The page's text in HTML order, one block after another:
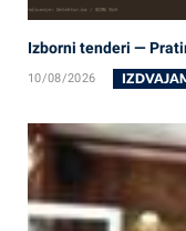
Izborni tenderi —
10/08/2026